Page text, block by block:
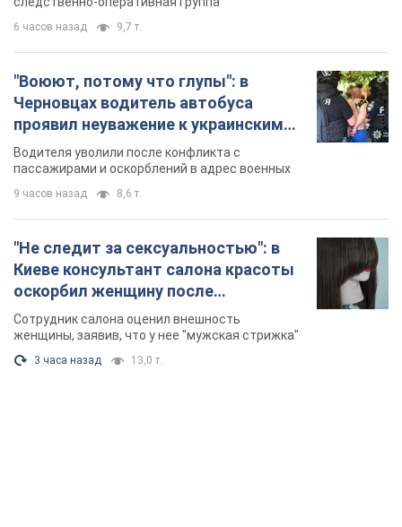
6 часов назад 9,7 т.
"Воюют, потому что глупы": в
Черновцах водитель автобуса
проявил неуважение к украинским
военным и поплатился за это.
Видео
Водителя уволили после конфликта с
пассажирами и оскорблений в адрес военных
9 часов назад 8,6 т.
"Не следит за сексуальностью": в
Киеве консультант салона красоты
оскорбил женщину после
химиотерапии, разгорелся скандал.
Фото
Сотрудник салона оценил внешность
женщины, заявив, что у нее "мужская стрижка"
3 часа назад 13,0 т.